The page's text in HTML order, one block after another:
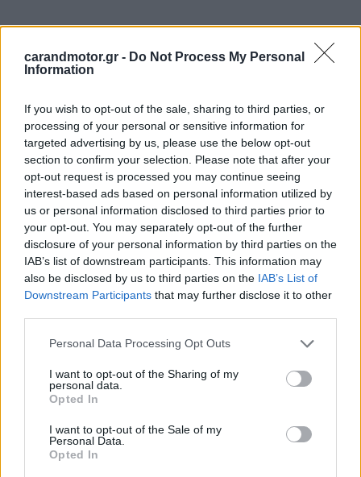
carandmotor.gr - Do Not Process My Personal
Information
If you wish to opt-out of the sale, sharing to third parties, or
processing of your personal or sensitive information for
targeted advertising by us, please use the below opt-out
section to confirm your selection. Please note that after your
opt-out request is processed you may continue seeing
interest-based ads based on personal information utilized by
us or personal information disclosed to third parties prior to
your opt-out. You may separately opt-out of the further
disclosure of your personal information by third parties on the
IAB’s list of downstream participants. This information may
also be disclosed by us to third parties on the IAB’s List of
Downstream Participants that may further disclose it to other
Please note that this website/app uses one or more Google
not limited to your visit or usage behaviour. You may click to
grant or deny consent to Google and its third-party tags to
use your data for below specified purposes in below Google
consent section.
Personal Data Processing Opt Outs
I want to opt-out of the Sharing of my
personal data.
Opted In
I want to opt-out of the Sale of my
Personal Data.
Opted In